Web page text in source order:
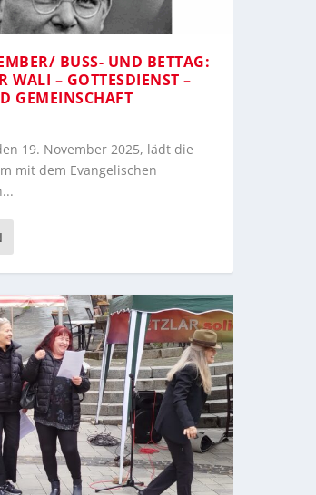
BUSS- UND BETTAG: T
– GOTTESDIENST – B
19. November 2025, lädt die
mit dem Evangelischen